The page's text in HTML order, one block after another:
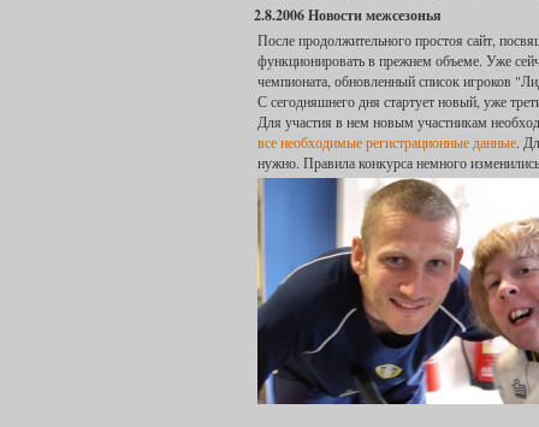
2.8.2006 Новости межсезонья
После продолжительного простоя сайт,
функционировать в прежнем объеме. Уже
чемпионата, обновленный список игроков
С сегодняшнего дня стартует новый, уже
Для участия в нем новым участникам
все необходимые регистрационные данные.
нужно. Правила конкурса немного